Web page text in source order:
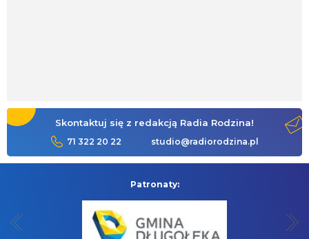
Skontaktuj się z redakcją Radia Rodzina!
71 322 20 22 studio@radiorodzina.pl
Patronaty: